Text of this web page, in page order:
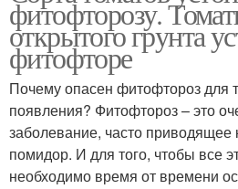
фитофторозу.
открытого грунта
фитофторе
Почему опасен фитофтороз для
появления? Фитофтороз – это
заболевание, часто приводящее
помидор. И для того, чтобы все
необходимо время от времени